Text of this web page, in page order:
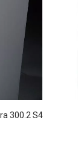
300.2 S4